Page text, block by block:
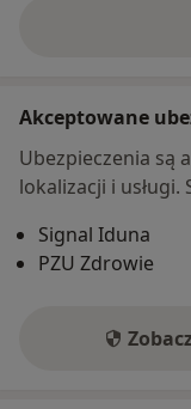
Akceptowane
Ubezpieczenia są
lokalizacji i
Signal Iduna
PZU Zdrowie